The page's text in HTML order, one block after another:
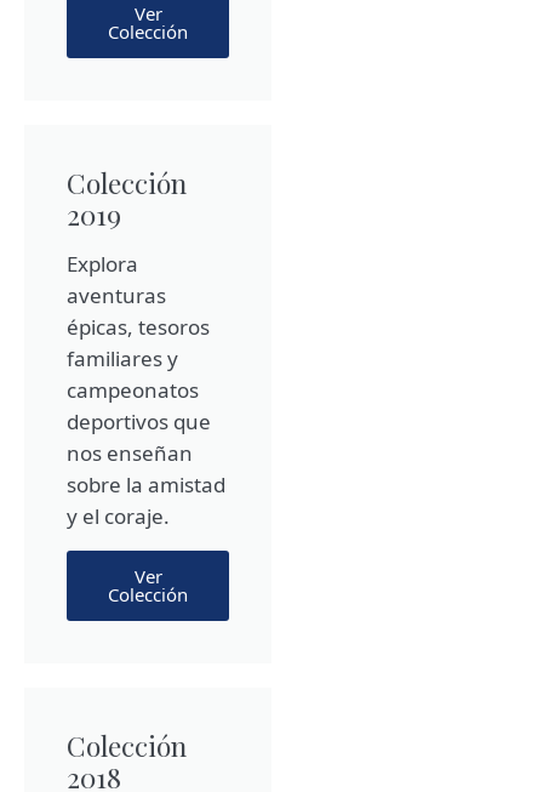
Ver
Colección
Colección
2019
Explora
aventuras
épicas, tesoros
familiares y
campeonatos
deportivos que
nos enseñan
sobre la amistad
y el coraje.
Ver
Colección
Colección
2018